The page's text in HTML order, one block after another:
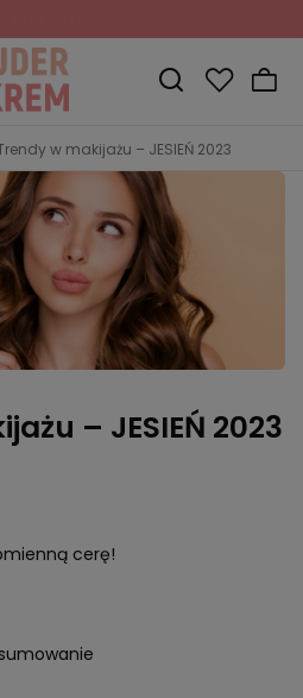
w makijażu – JESIEŃ 2023
– JESIEŃ 2023
cerę!